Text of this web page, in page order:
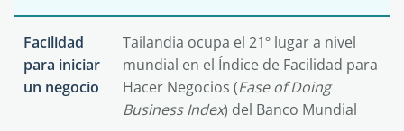
Facilidad
para iniciar
un negocio
Tailandia ocupa el 21º lugar a nivel
mundial en el Índice de Facilidad para
Hacer Negocios (Ease of Doing
Business Index) del Banco Mundial